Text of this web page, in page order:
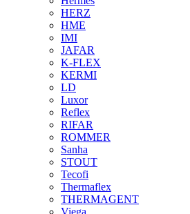
HERZ
HME
IMI
JAFAR
K-FLEX
KERMI
LD
Luxor
Reflex
RIFAR
ROMMER
Sanha
STOUT
Tecofi
Thermaflex
THERMAGENT
Viega